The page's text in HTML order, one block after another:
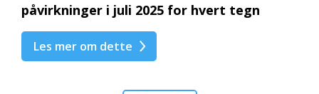
påvirkninger i juli 2025 for hvert tegn
Les mer om dette